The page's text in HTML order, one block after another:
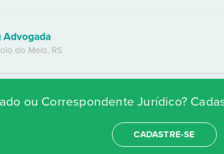
Advogada
do Meio, RS
ou Correspondente Jurídico?
CADASTRE-SE